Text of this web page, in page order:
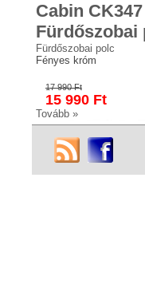
Cabin CK347
Fürdőszobai
Fürdőszobai polc
Fényes króm
17 990 Ft
15 990 Ft
Tovább »